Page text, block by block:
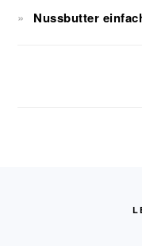
Nussbutter